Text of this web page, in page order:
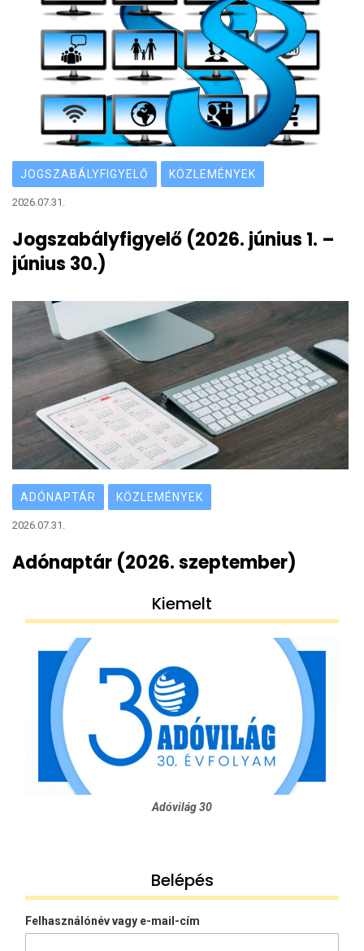
JOGSZABÁLYFIGYELŐ KÖZLEMÉNYEK
2026.07.31.
Jogszabályfigyelő (2026. június 1. –
június 30.)
ADÓNAPTÁR KÖZLEMÉNYEK
2026.07.31.
Adónaptár (2026. szeptember)
Kiemelt
Adóvilág 30
Belépés
Felhasználónév vagy e-mail-cím